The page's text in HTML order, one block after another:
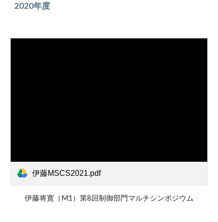
2020年度
伊藤MSCS2021.pdf
伊藤将寛（M1）第8回制御部門マルチシンポジウム